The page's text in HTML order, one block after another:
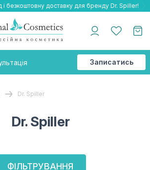
доставку та подарнки до бренду Braderm!
на весь бренд HOLY LAND!
безкоштовну доставку для бренду Dr. Spiller!
Записатись
на
Dr. Spiller
Dr. Spiller
ФІЛЬТРУВАННЯ